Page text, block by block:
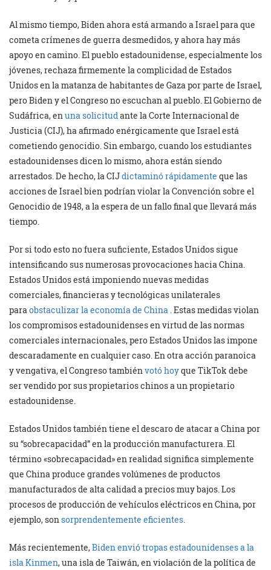
Al mismo tiempo, Biden ahora está armando a Israel para que
cometa crímenes de guerra desmedidos, y ahora hay más
apoyo en camino. El pueblo estadounidense, especialmente los
jóvenes, rechaza firmemente la complicidad de Estados
Unidos en la matanza de habitantes de Gaza por parte de Israel,
pero Biden y el Congreso no escuchan al pueblo. El Gobierno de
Sudáfrica, enuna solicitudante la Corte Internacional de
Justicia (CIJ), ha afirmado enérgicamente que Israel está
cometiendo genocidio. Sin embargo, cuando los estudiantes
estadounidenses dicen lo mismo, ahora están siendo
arrestados. De hecho, la CIJdictaminó rápidamente que las
acciones de Israel bien podrían violar la Convención sobre el
Genocidio de 1948, a la espera de un fallo final que llevará más
tiempo.
Por si todo esto no fuera suficiente, Estados Unidos sigue
intensificando sus numerosas provocaciones hacia China.
Estados Unidos está imponiendo nuevas medidas
comerciales, financieras y tecnológicas unilaterales
paraobstaculizar la economía de China . Estas medidas violan
los compromisos estadounidenses en virtud de las normas
comerciales internacionales, pero Estados Unidos las impone
descaradamente en cualquier caso. En otra acción paranoica
y vengativa, el Congreso tambiénvotó hoyque TikTok debe
ser vendido por sus propietarios chinos a un propietario
estadounidense.
Estados Unidos también tiene el descaro de atacar a China por
su “sobrecapacidad” en la producción manufacturera. El
término «sobrecapacidad» en realidad significa simplemente
que China produce grandes volúmenes de productos
manufacturados de alta calidad a precios muy bajos. Los
procesos de producción de vehículos eléctricos en China, por
ejemplo, sonsorprendentemente eficientes.
Más recientemente,Biden envió tropas estadounidenses a la
isla Kinmen, una isla de Taiwán, en violación de la política de